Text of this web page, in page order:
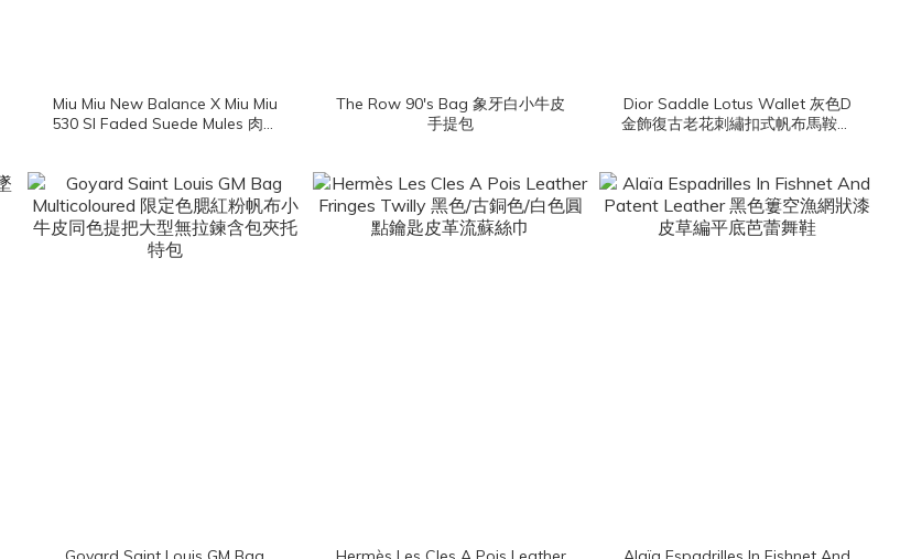
Miu Miu New Balance X Miu Miu
530 Sl Faded Suede Mules 肉桂
The Row 90's Bag 象牙白小牛皮
手提包
Dior Saddle Lotus Wallet 灰色D
金飾復古老花刺繡扣式帆布馬鞍三